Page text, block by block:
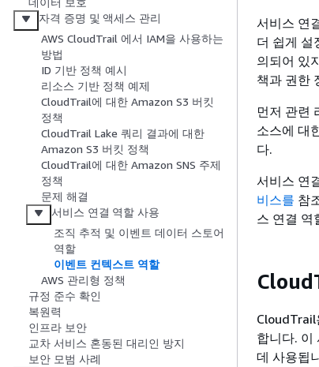
자격 증명 및 액세스 관리
AWS CloudTrail 에서 IAM을 사용하는
방법
ID 기반 정책 예시
리소스 기반 정책 예제
CloudTrail에 대한 Amazon S3 버킷
정책
CloudTrail Lake 쿼리 결과에 대한
Amazon S3 버킷 정책
CloudTrail에 대한 Amazon SNS 주제
정책
문제 해결
서비스 연결 역할 사용
조직 추적 및 이벤트 데이터 스토어
역할
이벤트 컨텍스트 역할
AWS 관리형 정책
규정 준수 확인
복원력
인프라 보안
교차 서비스 혼동된 대리인 방지
보안 모범 사례
서비스 연
더 쉽게 설
의되어 있
책과 권한
먼저 관련
소스에 대
다.
서비스 연
비스를 참
스 연결 역
CloudTrail
합니다. 이
데 사용됩